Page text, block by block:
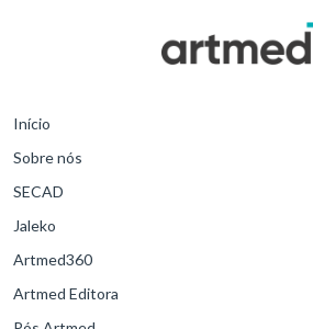
Início
Sobre nós
SECAD
Jaleko
Artmed360
Artmed Editora